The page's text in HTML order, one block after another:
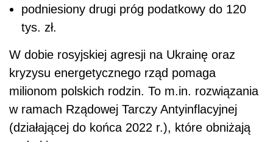
podniesiony drugi próg podatkowy do 120
tys. zł.
W dobie rosyjskiej agresji na Ukrainę oraz
kryzysu energetycznego rząd pomaga
milionom polskich rodzin. To m.in. rozwiązania
w ramach Rządowej Tarczy Antyinflacyjnej
(działającej do końca 2022 r.), które obniżają